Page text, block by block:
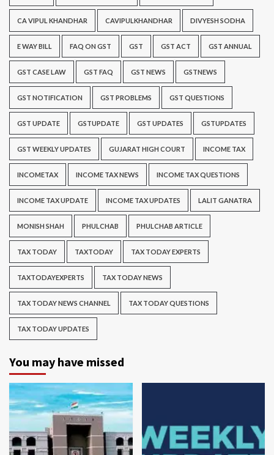
CA VIPUL KHANDHAR CAVIPULKHANDHAR DIVYESH SODHA
E WAY BILL FAQ ON GST GST GST ACT GST ANNUAL
GST CASE LAW GST FAQ GST NEWS GSTNEWS
GST NOTIFICATION GST PROBLEMS GST QUESTIONS
GST UPDATE GSTUPDATE GST UPDATES GSTUPDATES
GST WEEKLY UPDATES GUJARAT HIGH COURT INCOME TAX
INCOMETAX INCOME TAX NEWS INCOME TAX QUESTIONS
INCOME TAX UPDATE INCOME TAX UPDATES LALIT GANATRA
MONISH SHAH PHULCHAB PHULCHAB ARTICLE
TAX TODAY TAXTODAY TAX TODAY EXPERTS
TAXTODAYEXPERTS TAX TODAY NEWS
TAX TODAY NEWS CHANNEL TAX TODAY QUESTIONS
TAX TODAY UPDATES
You may have missed